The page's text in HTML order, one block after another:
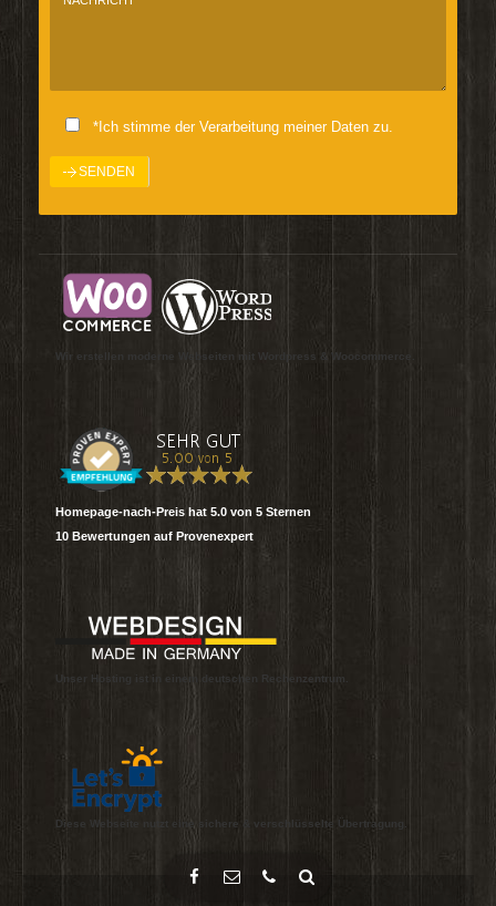
*Ich stimme der Verarbeitung meiner Daten zu.
Wir erstellen moderne Webseiten mit Wordpress & Woocommerce.
Homepage-nach-Preis hat 5.0 von 5 Sternen
10 Bewertungen auf Provenexpert
Unser Hosting ist in einem deutschen Rechenzentrum.
Diese Webseite nutzt eine sichere & verschlüsselte Übertragung.